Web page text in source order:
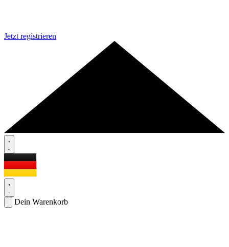
Jetzt registrieren
Dein Warenkorb